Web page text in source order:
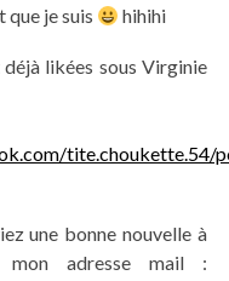
que je suis
hihihi
likées sous Virginie
tite.choukette.54/
une bonne nouvelle à
mon adresse mail :